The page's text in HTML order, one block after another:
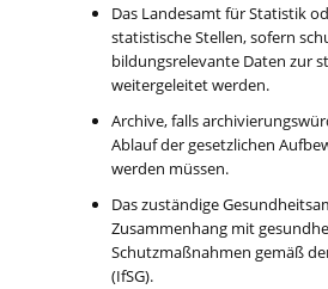
Das Landesamt für Statistik
statistische Stellen, sofern
bildungsrelevante Daten zur
weitergeleitet werden.
Archive, falls
Ablauf der gesetzlichen
werden müssen.
Das zuständige
Zusammenhang mit
Schutzmaßnahmen gemäß
(IfSG).